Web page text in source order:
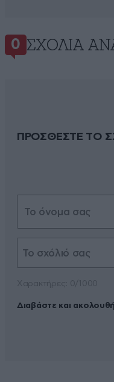
0 ΣΧΌΛΙΑ
ΠΡΟΣΘΕΣΤΕ ΤΟ
Διαβάστε και